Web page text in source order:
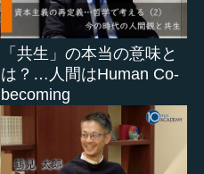
「共生」の本当の意味と
は？…人間はHuman Co-
becoming